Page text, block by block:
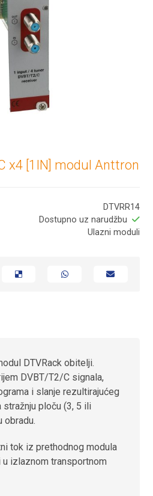
x4 [1IN] modul Anttron
DTVRR14
Dostupno uz narudžbu
Ulazni moduli
DTVRack obitelji.
DVBT/T2/C signala,
i slanje rezultirajućeg
ploču (3, 5 ili
obradu.
tok iz prethodnog modula
izlaznom transportnom